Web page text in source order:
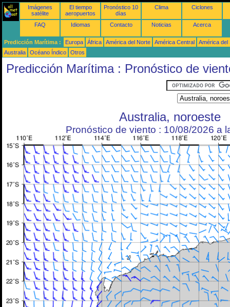
Imágenes
satélite
El tiempo
aeropuertos
Pronóstico 10
días
Clima Ciclones
FAQ Idiomas Contacto Noticias Acerca
Predicción Marítima : Europa África América del Norte América Central
América del
Australia
Océano Índico Otros
Predicción Marítima : Pronóstico de
Australia, noroeste
Pronóstico de viento : 10/08/2026 a